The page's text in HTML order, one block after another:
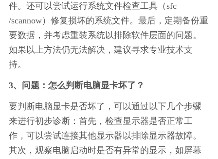
件。还可以尝试运行系统文件检查工具（sfc
/scannow）修复损坏的系统文件。最后，定期备份重
要数据，并考虑重装系统以排除软件层面的问题。
如果以上方法仍无法解决，建议寻求专业技术支
持。
3、问题：怎么判断电脑显卡坏了？
要判断电脑显卡是否坏了，可以通过以下几个步骤
来进行初步诊断：首先，检查显示器是否正常工
作，可以尝试连接其他显示器以排除显示器故障。
其次，观察电脑启动时是否有异常的显示，如屏幕